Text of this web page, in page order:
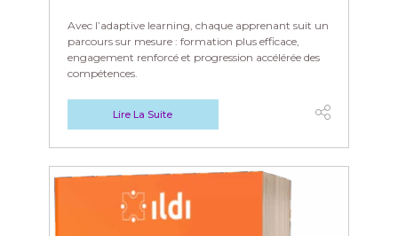
Avec l’adaptive learning, chaque apprenant suit un
parcours sur mesure : formation plus efficace,
engagement renforcé et progression accélérée des
compétences.
Lire La Suite